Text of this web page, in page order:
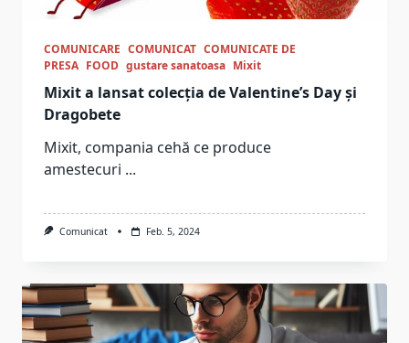
COMUNICARE COMUNICAT COMUNICATE DE
PRESA FOOD gustare sanatoasa Mixit
Mixit a lansat colecția de Valentine’s Day și
Dragobete
Mixit, compania cehă ce produce
amestecuri ...
Comunicat Feb. 5, 2024